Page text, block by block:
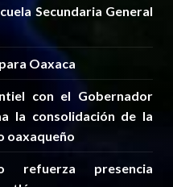
Secundaria General
Oaxaca
con el Gobernador
la consolidación de la
oaxaqueño
refuerza presencia